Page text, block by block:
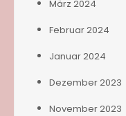
März 2024
Februar 2024
Januar 2024
Dezember 2023
November 2023